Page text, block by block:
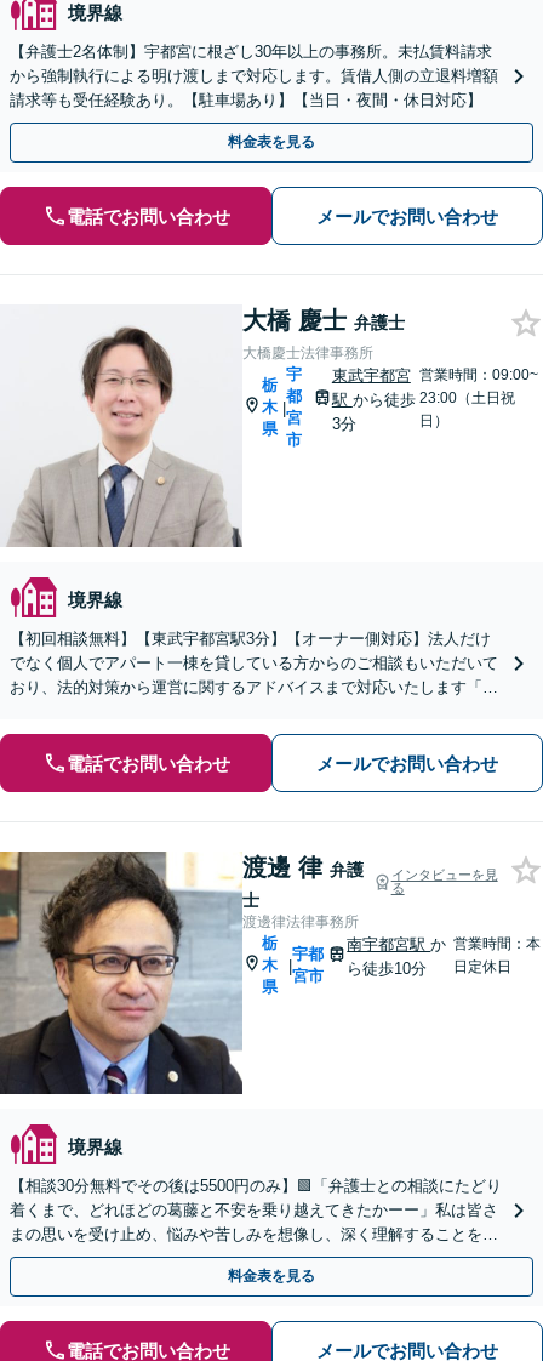
境界線
【弁護士2名体制】宇都宮に根ざし30年以上の事務所。未払賃料請求
から強制執行による明け渡しまで対応します。賃借人側の立退料増額
請求等も受任経験あり。【駐車場あり】【当日・夜間・休日対応】
料金表を見る
電話でお問い合わせ メールでお問い合わせ
大橋 慶士 弁護士
大橋慶士法律事務所
栃
木
県
|
宇
都
宮
市
東武宇都宮
駅 から徒歩
3分
営業時間：09:00~
23:00（土日祝
日）
境界線
【初回相談無料】【東武宇都宮駅3分】【オーナー側対応】法人だけ
でなく個人でアパート一棟を貸している方からのご相談もいただいて
おり、法的対策から運営に関するアドバイスまで対応いたします「原
電話でお問い合わせ メールでお問い合わせ
渡邊 律 弁護
士
インタビューを見
る
渡邊律法律事務所
栃
木
県
|
宇都
宮市
南宇都宮駅か
ら徒歩10分
営業時間：本
日定休日
境界線
【相談30分無料でその後は5500円のみ】🟩「弁護士との相談にたどり
着くまで、どれほどの葛藤と不安を乗り越えてきたかーー」私は皆さ
まの思いを受け止め、悩みや苦しみを想像し、深く理解することをあ
きらめません。ぜひ一度ご相談ください
料金表を見る
電話でお問い合わせ メールでお問い合わせ